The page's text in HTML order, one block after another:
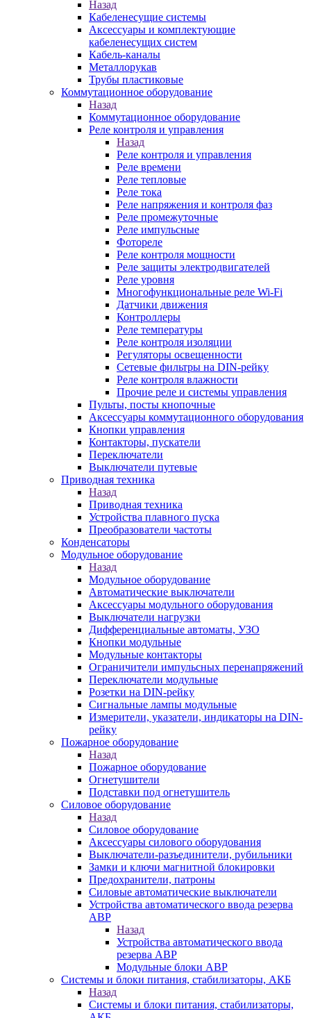
Назад
Кабеленесущие системы
Аксессуары и комплектующие
кабеленесущих систем
Кабель-каналы
Металлорукав
Трубы пластиковые
Коммутационное оборудование
Назад
Коммутационное оборудование
Реле контроля и управления
Назад
Реле контроля и управления
Реле времени
Реле тепловые
Реле тока
Реле напряжения и контроля фаз
Реле промежуточные
Реле импульсные
Фотореле
Реле контроля мощности
Реле защиты электродвигателей
Реле уровня
Многофункциональные реле Wi-Fi
Датчики движения
Контроллеры
Реле температуры
Реле контроля изоляции
Регуляторы освещенности
Сетевые фильтры на DIN-рейку
Реле контроля влажности
Прочие реле и системы управления
Пульты, посты кнопочные
Аксессуары коммутационного оборудования
Кнопки управления
Контакторы, пускатели
Переключатели
Выключатели путевые
Приводная техника
Назад
Приводная техника
Устройства плавного пуска
Преобразователи частоты
Конденсаторы
Модульное оборудование
Назад
Модульное оборудование
Автоматические выключатели
Аксессуары модульного оборудования
Выключатели нагрузки
Дифференциальные автоматы, УЗО
Кнопки модульные
Модульные контакторы
Ограничители импульсных перенапряжений
Переключатели модульные
Розетки на DIN-рейку
Сигнальные лампы модульные
Измерители, указатели, индикаторы на DIN-
рейку
Пожарное оборудование
Назад
Пожарное оборудование
Огнетушители
Подставки под огнетушитель
Силовое оборудование
Назад
Силовое оборудование
Аксессуары силового оборудования
Выключатели-разъединители, рубильники
Замки и ключи магнитной блокировки
Предохранители, патроны
Силовые автоматические выключатели
Устройства автоматического ввода резерва
АВР
Назад
Устройства автоматического ввода
резерва АВР
Модульные блоки АВР
Системы и блоки питания, стабилизаторы, АКБ
Назад
Системы и блоки питания, стабилизаторы,